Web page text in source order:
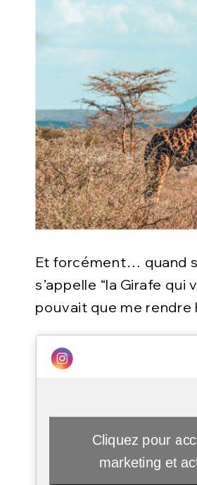
Et forcément… quand
s’appelle “la Girafe qui
pouvait que me
Cliquez pour
marketing et